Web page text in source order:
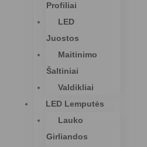
Profiliai
LED
Juostos
Maitinimo
Šaltiniai
Valdikliai
LED Lemputės
Lauko
Girliandos